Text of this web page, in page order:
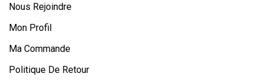
Nous Rejoindre
Mon Profil
Ma Commande
Politique De Retour